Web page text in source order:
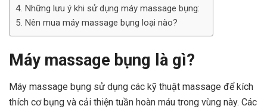
Những lưu ý khi sử dụng máy massage bụng:
Nên mua máy massage bụng loại nào?
Máy massage bụng là gì?
Máy massage bụng sử dụng các kỹ thuật massage để kích
thích cơ bụng và cải thiện tuần hoàn máu trong vùng này. Các